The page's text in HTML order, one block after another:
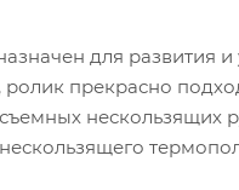
для
прекрасно
съемных